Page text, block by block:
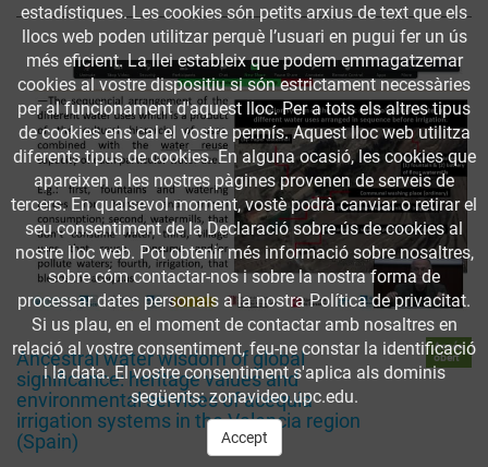
Ancestral water wisdom of global
significance: heritage values and
environmental services of acequia
irrigation systems in the Valencia region
(Spain)
Accés
obert
estadístiques. Les cookies són petits arxius de text que els
llocs web poden utilitzar perquè l’usuari en pugui fer un ús
més eficient. La llei estableix que podem emmagatzemar
cookies al vostre dispositiu si són estrictament necessàries
per al funcionament d'aquest lloc. Per a tots els altres tipus
de cookies ens cal el vostre permís. Aquest lloc web utilitza
diferents tipus de cookies. En alguna ocasió, les cookies que
apareixen a les nostres pàgines provenen de serveis de
tercers. En qualsevol moment, vostè podrà canviar o retirar el
seu consentiment de la Declaració sobre ús de cookies al
nostre lloc web. Pot obtenir més informació sobre nosaltres,
sobre cóm contactar-nos i sobre la nostra forma de
processar dates personals a la nostra Política de privacitat.
Si us plau, en el moment de contactar amb nosaltres en
relació al vostre consentiment, feu-ne constar la identificació
i la data. El vostre consentiment s'aplica als dominis
següents: zonavideo.upc.edu.
Accept